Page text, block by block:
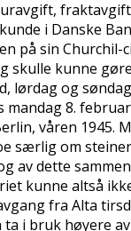
i Danske
på sin Churchil-
kunne
lørdag og
8.
våren 1945.
særlig om
av dette
kunne altså
fra Alta
i bruk høyere